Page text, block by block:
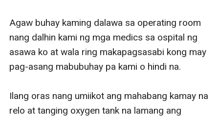
Agaw buhay kaming dalawa sa operating room
nang dalhin kami ng mga medics sa ospital ng
asawa ko at wala ring makapagsasabi kong may
pag-asang mabubuhay pa kami o hindi na.
Ilang oras nang umiikot ang mahabang kamay na
relo at tanging oxygen tank na lamang ang